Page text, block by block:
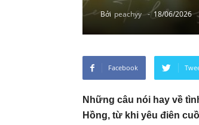
Bởi peachyy - 18/06/2026
Facebook
Những câu nói hay về
Hồng, từ khi yêu điên